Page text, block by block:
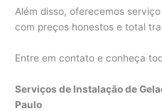
Além disso, oferecemos
com preços honestos e total
Entre em contato e conheça
Serviços de Instalação de
Paulo